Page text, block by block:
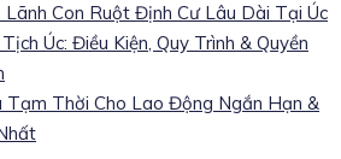
Con Ruột Định Cư Lâu Dài Tại Úc
Úc: Điều Kiện, Quy Trình & Quyền
Tạm Thời Cho Lao Động Ngắn Hạn &